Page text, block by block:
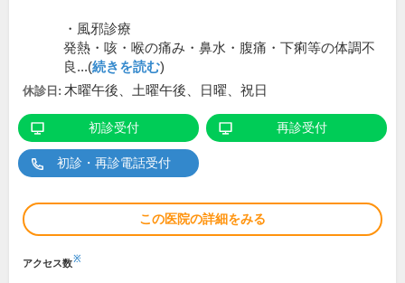
・風邪診療
発熱・咳・喉の痛み・鼻水・腹痛・下痢等の体調不
良...(続きを読む)
休診日: 木曜午後、土曜午後、日曜、祝日
初診受付 再診受付
初診・再診電話受付
この医院の詳細をみる
アクセス数※